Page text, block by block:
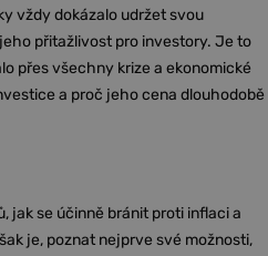
vždy dokázalo udržet svou
přitažlivost pro investory. Je to
přes všechny krize a ekonomické
a proč jeho cena dlouhodobě
jak se účinně bránit proti inflaci a
je, poznat nejprve své možnosti,